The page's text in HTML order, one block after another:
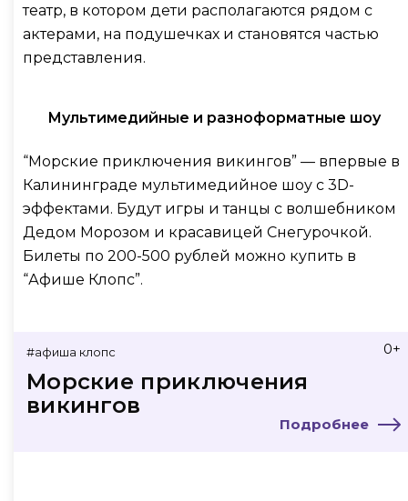
театр, в котором дети располагаются рядом с
актерами, на подушечках и становятся частью
представления.
Мультимедийные и разноформатные шоу
“Морские приключения викингов” — впервые в
Калининграде мультимедийное шоу с 3D-
эффектами. Будут игры и танцы с волшебником
Дедом Морозом и красавицей Снегурочкой.
Билеты по 200-500 рублей можно купить в
“Афише Клопс”.
0+
#афиша клопс
Подробнее
Морские приключения
викингов